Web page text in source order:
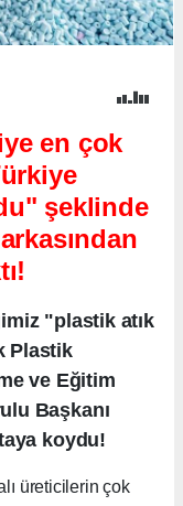
en çok
şeklinde
"plastik atık
Plastik
ve Eğitim
Başkanı
koydu!
üreticilerin çok